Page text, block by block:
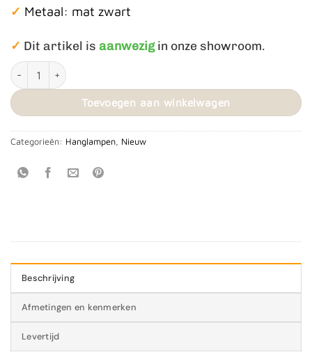
✓ Metaal: mat zwart
✓ Dit artikel is aanwezigin onze showroom.
Hanglamp Roma Rond aantal
Toevoegen aan winkelwagen
Categorieën: Hanglampen Nieuw
Beschrijving
Afmetingen en kenmerken
Levertijd